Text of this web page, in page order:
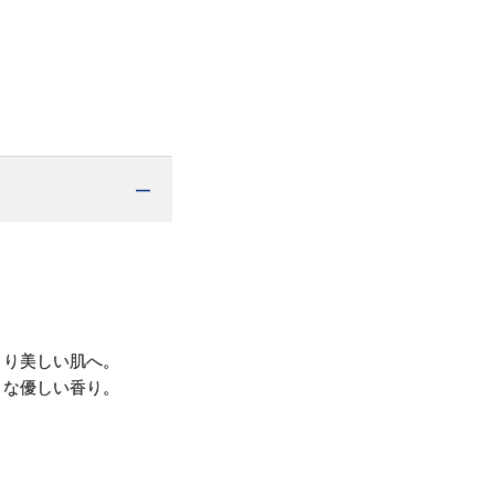
美しい肌へ。
優しい香り。